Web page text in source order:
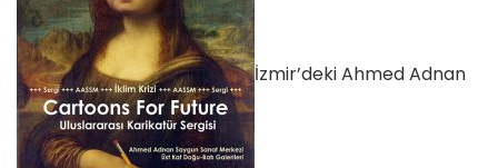
İzmir’deki Ahmed Adnan